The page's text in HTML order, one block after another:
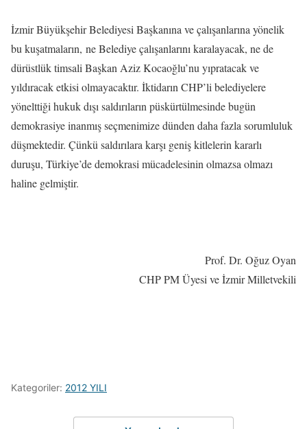
İzmir Büyükşehir Belediyesi Başkanına ve çalışanlarına yönelik
bu kuşatmaların, ne Belediye çalışanlarını karalayacak, ne de
dürüstlük timsali Başkan Aziz Kocaoğlu’nu yıpratacak ve
yıldıracak etkisi olmayacaktır. İktidarın CHP’li belediyelere
yönelttiği hukuk dışı saldırıların püskürtülmesinde bugün
demokrasiye inanmış seçmenimize dünden daha fazla sorumluluk
düşmektedir. Çünkü saldırılara karşı geniş kitlelerin kararlı
duruşu, Türkiye’de demokrasi mücadelesinin olmazsa olmazı
haline gelmiştir.
Prof. Dr. Oğuz Oyan
CHP PM Üyesi ve İzmir Milletvekili
Kategoriler: 2012 YILI